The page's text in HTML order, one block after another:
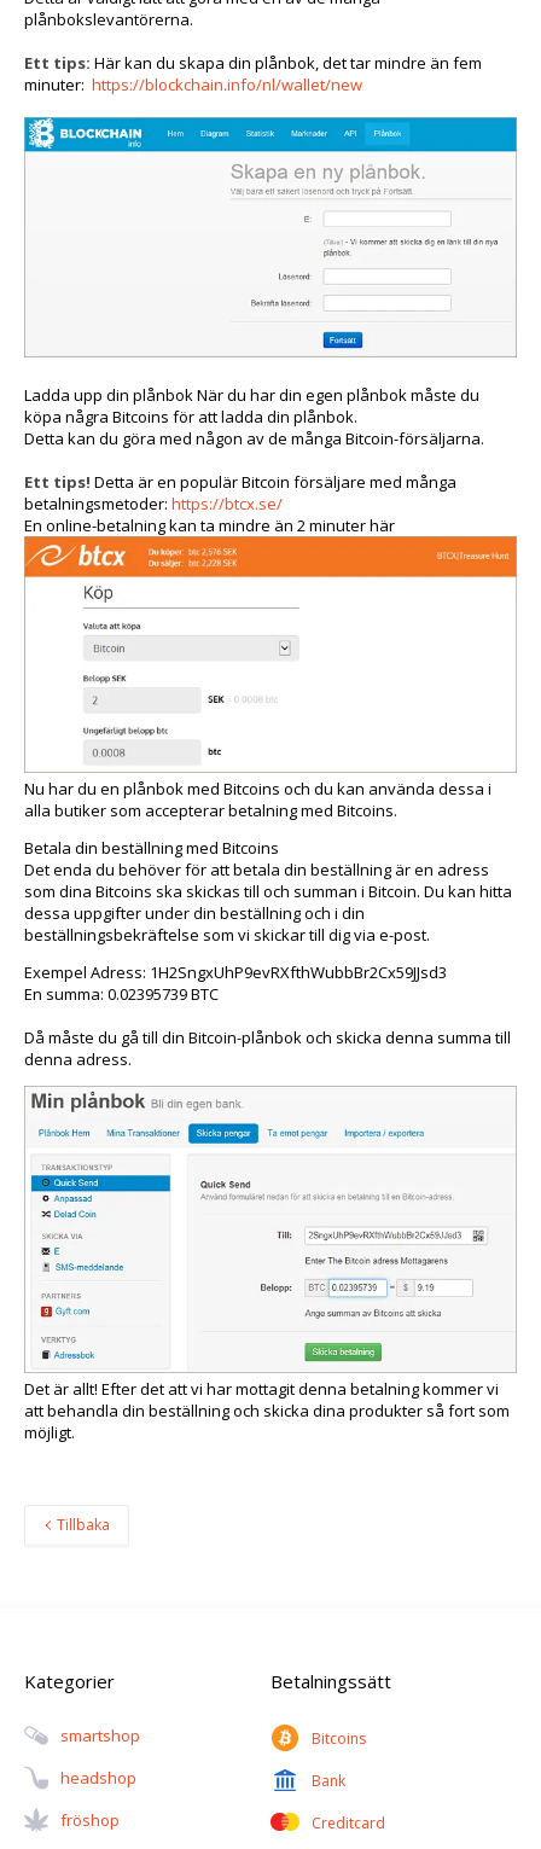
plånbokslevantörerna.
Ett tips: Här kan du skapa din plånbok, det tar mindre än fem
minuter: https://blockchain.info/nl/wallet/new
Ladda upp din plånbok När du har din egen plånbok måste du
köpa några Bitcoins för att ladda din plånbok.
Detta kan du göra med någon av de många Bitcoin-försäljarna.
Ett tips! Detta är en populär Bitcoin försäljare med många
betalningsmetoder: https://btcx.se/
En online-betalning kan ta mindre än 2 minuter här
Nu har du en plånbok med Bitcoins och du kan använda dessa i
alla butiker som accepterar betalning med Bitcoins.
Betala din beställning med Bitcoins
Det enda du behöver för att betala din beställning är en adress
som dina Bitcoins ska skickas till och summan i Bitcoin. Du kan hitta
dessa uppgifter under din beställning och i din
beställningsbekräftelse som vi skickar till dig via e-post.
Exempel Adress: 1H2SngxUhP9evRXfthWubbBr2Cx59JJsd3
En summa: 0.02395739 BTC
Då måste du gå till din Bitcoin-plånbok och skicka denna summa till
denna adress.
Det är allt! Efter det att vi har mottagit denna betalning kommer vi
att behandla din beställning och skicka dina produkter så fort som
möjligt.
Tillbaka
Kategorier
Smartshop
Headshop
Fröshop
Betalningssätt
Bitcoins
Bank
Creditcard